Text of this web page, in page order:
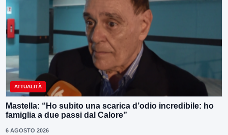
ATTUALITÀ
Mastella: “Ho subito una scarica d’odio incredibile: ho
famiglia a due passi dal Calore”
6 AGOSTO 2026